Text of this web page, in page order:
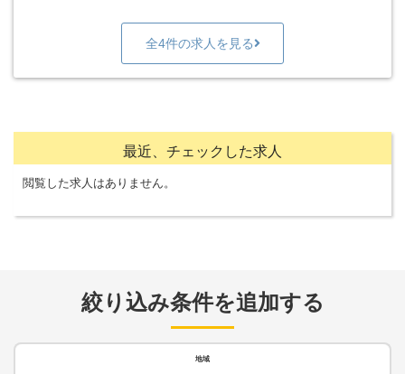
全4件の求人を見る
最近、チェックした求人
閲覧した求人はありません。
絞り込み条件を追加する
地域